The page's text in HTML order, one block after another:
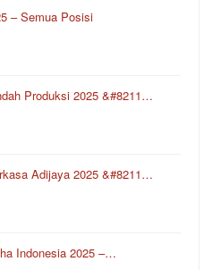
– Semua Posisi
Produksi 2025 &#8211…
Adijaya 2025 &#8211…
Indonesia 2025 –…